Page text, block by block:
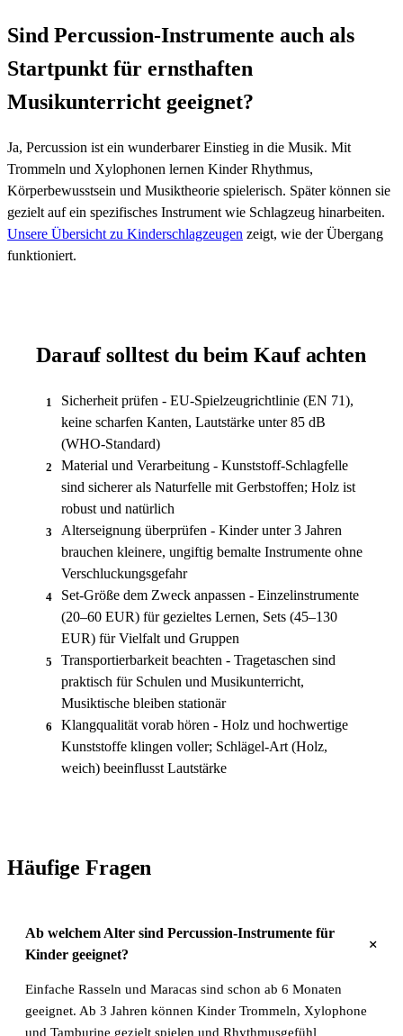
Sind Percussion-Instrumente auch als
Startpunkt für ernsthaften
Musikunterricht geeignet?
Ja, Percussion ist ein wunderbarer Einstieg in die Musik. Mit
Trommeln und Xylophonen lernen Kinder Rhythmus,
Körperbewusstsein und Musiktheorie spielerisch. Später können sie
gezielt auf ein spezifisches Instrument wie Schlagzeug hinarbeiten.
Unsere Übersicht zu Kinderschlagzeugen zeigt, wie der Übergang
funktioniert.
Darauf solltest du beim Kauf achten
1
Sicherheit prüfen - EU-Spielzeugrichtlinie (EN 71),
keine scharfen Kanten, Lautstärke unter 85 dB
(WHO-Standard)
2
Material und Verarbeitung - Kunststoff-Schlagfelle
sind sicherer als Naturfelle mit Gerbstoffen; Holz ist
robust und natürlich
3
Alterseignung überprüfen - Kinder unter 3 Jahren
brauchen kleinere, ungiftig bemalte Instrumente ohne
Verschluckungsgefahr
4
Set-Größe dem Zweck anpassen - Einzelinstrumente
(20–60 EUR) für gezieltes Lernen, Sets (45–130
EUR) für Vielfalt und Gruppen
5
Transportierbarkeit beachten - Tragetaschen sind
praktisch für Schulen und Musikunterricht,
Musiktische bleiben stationär
6
Klangqualität vorab hören - Holz und hochwertige
Kunststoffe klingen voller; Schlägel-Art (Holz,
weich) beeinflusst Lautstärke
Häufige Fragen
Ab welchem Alter sind Percussion-Instrumente für
Kinder geeignet?
+
Einfache Rasseln und Maracas sind schon ab 6 Monaten
geeignet. Ab 3 Jahren können Kinder Trommeln, Xylophone
und Tamburine gezielt spielen und Rhythmusgefühl